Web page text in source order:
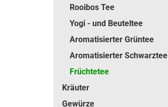
Rooibos Tee
Yogi - und Beuteltee
Aromatisierter Grüntee
Aromatisierter Schwarztee
Früchtetee
Kräuter
Gewürze